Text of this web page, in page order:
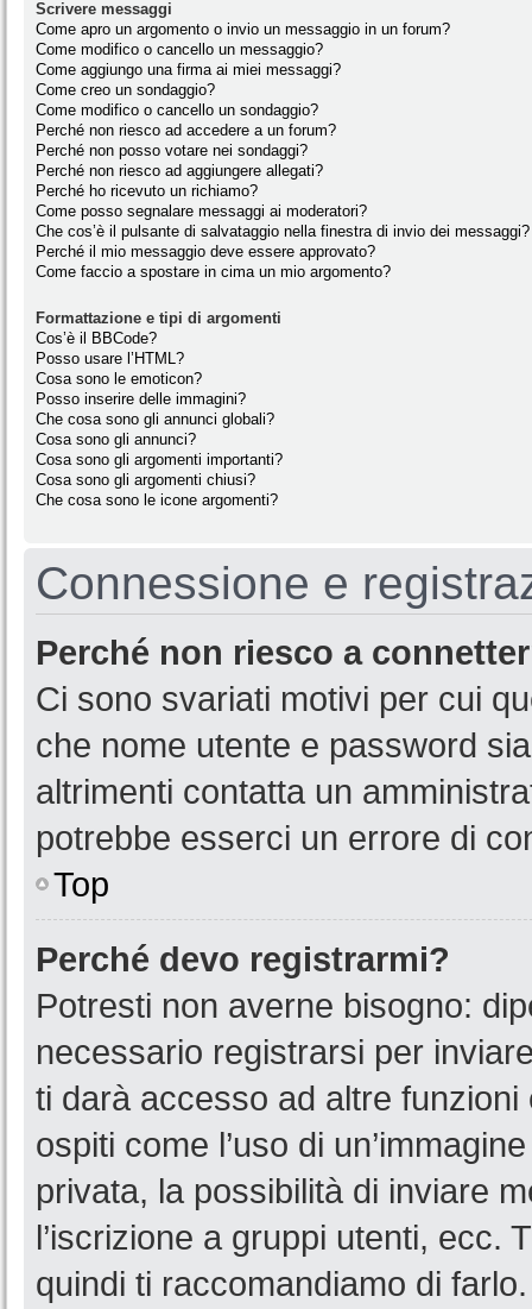
Scrivere messaggi
Come apro un argomento o invio un messaggio in un forum?
Come modifico o cancello un messaggio?
Come aggiungo una firma ai miei messaggi?
Come creo un sondaggio?
Come modifico o cancello un sondaggio?
Perché non riesco ad accedere a un forum?
Perché non posso votare nei sondaggi?
Perché non riesco ad aggiungere allegati?
Perché ho ricevuto un richiamo?
Come posso segnalare messaggi ai moderatori?
Che cos’è il pulsante di salvataggio nella finestra di invio dei messaggi?
Perché il mio messaggio deve essere approvato?
Come faccio a spostare in cima un mio argomento?
Formattazione e tipi di argomenti
Cos’è il BBCode?
Posso usare l’HTML?
Cosa sono le emoticon?
Posso inserire delle immagini?
Che cosa sono gli annunci globali?
Cosa sono gli annunci?
Cosa sono gli argomenti importanti?
Cosa sono gli argomenti chiusi?
Che cosa sono le icone argomenti?
Connessione e
Perché non riesco a
Ci sono svariati motivi per cui
che nome utente e password
altrimenti contatta un
potrebbe esserci un errore di
Top
Perché devo registrarmi?
Potresti non averne bisogno:
necessario registrarsi per
ti darà accesso ad altre
ospiti come l’uso di
privata, la possibilità di inviare
l’iscrizione a gruppi utenti, ecc.
quindi ti raccomandiamo di farlo.